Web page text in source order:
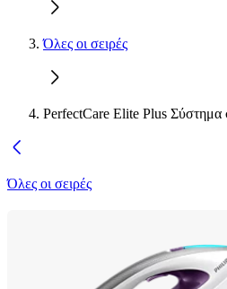
Όλες οι σειρές
PerfectCare Elite Plus Σύστημα
Όλες οι σειρές